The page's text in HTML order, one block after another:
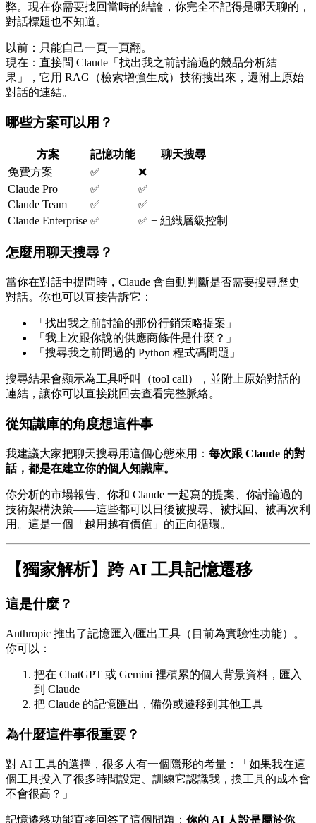
弊。現在你需要找回當時的結論，你完全不記得是哪天聊的，
對話標題也不知道。
以前：只能自己一頁一頁翻。
現在：直接問 Claude「找出我之前討論過的競品分析結
果」，它用 RAG（檢索增強生成）技術搜出來，還附上原始
對話的連結。
哪些方案可以用？
方案 記憶功能
聊天搜尋
免費方案
✅
❌
Claude Pro
✅
✅
Claude Team
✅
✅
Claude Enterprise ✅ ✅ + 組織層級控制
怎麼用聊天搜尋？
當你在對話中提問時，Claude 會自動判斷是否需要搜尋歷史
對話。你也可以直接告訴它：
「找出我之前討論的那份行銷策略提案」
「我上次跟你說的供應商條件是什麼？」
「搜尋我之前問過的 Python 程式碼問題」
搜尋結果會顯示為工具呼叫（tool call），並附上原始對話的
連結，讓你可以直接跳回去查看完整脈絡。
從知識庫的角度想這件事
我建議大家把聊天搜尋用這個心態來用： 每次跟 Claude 的對
話，都是在建立你的個人知識庫。
你分析的市場報告、你和 Claude 一起寫的提案、你討論過的
技術架構決策——這些都可以日後被搜尋、被找回、被再次利
用。這是一個「越用越有價值」的正向循環。
【獨家解析】跨 AI 工具記憶遷移
這是什麼？
Anthropic 推出了記憶匯入/匯出工具（目前為實驗性功能）。
你可以：
把在 ChatGPT 或 Gemini 裡積累的個人背景資料，匯入
到 Claude
把 Claude 的記憶匯出，備份或遷移到其他工具
為什麼這件事很重要？
對 AI 工具的選擇，很多人有一個隱形的考量：「如果我在這
個工具投入了很多時間設定、訓練它認識我，換工具的成本會
不會很高？」
記憶遷移功能直接回答了這個問題： 你的 AI 人設是屬於你